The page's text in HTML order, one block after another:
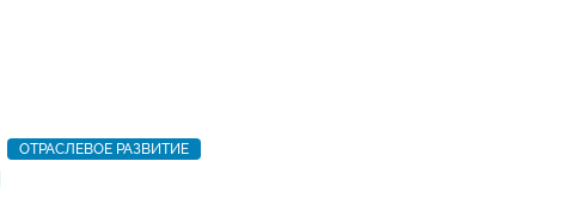
ОТРАСЛЕВОЕ РАЗВИТИЕ